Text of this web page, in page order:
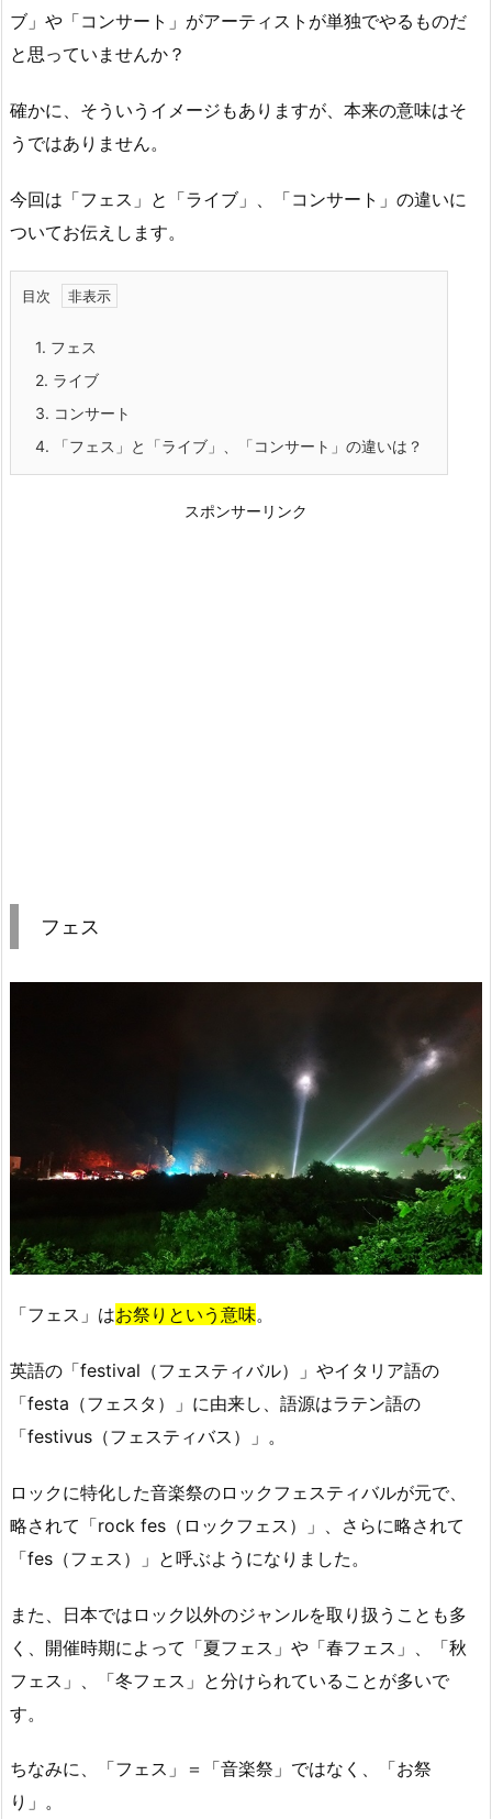
ブ」や「コンサート」がアーティストが単独でやるものだ
と思っていませんか？
確かに、そういうイメージもありますが、本来の意味はそ
うではありません。
今回は「フェス」と「ライブ」、「コンサート」の違いに
ついてお伝えします。
目次
1. フェス
2. ライブ
3. コンサート
4. 「フェス」と「ライブ」、「コンサート」の違いは？
スポンサーリンク
フェス
「フェス」はお祭りという意味。
英語の「festival（フェスティバル）」やイタリア語の
「festa（フェスタ）」に由来し、語源はラテン語の
「festivus（フェスティバス）」。
ロックに特化した音楽祭のロックフェスティバルが元で、
略されて「rock fes（ロックフェス）」、さらに略されて
「fes（フェス）」と呼ぶようになりました。
また、日本ではロック以外のジャンルを取り扱うことも多
く、開催時期によって「夏フェス」や「春フェス」、「秋
フェス」、「冬フェス」と分けられていることが多いで
す。
ちなみに、「フェス」＝「音楽祭」ではなく、「お祭
り」。